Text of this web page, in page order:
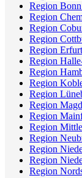
Region
Region
Region
Region
Region Erfurt
Region
Region
Region
Region
Region
Region
Region
Region
Region
Region
Region